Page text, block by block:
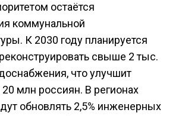
остаётся
коммунальной
К 2030 году планируется
свыше 2 тыс.
что улучшит
млн россиян. В регионах
обновлять 2,5% инженерных